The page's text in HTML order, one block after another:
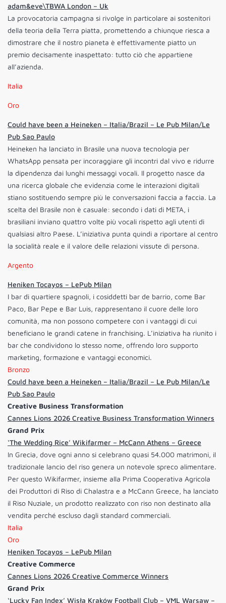
adam&eve\TBWA London – Uk
La provocatoria campagna si rivolge in particolare ai sostenitori
della teoria della Terra piatta, promettendo a chiunque riesca a
dimostrare che il nostro pianeta è effettivamente piatto un
premio decisamente inaspettato: tutto ciò che appartiene
all’azienda.
Italia
Oro
Could have been a Heineken – Italia/Brazil – Le Pub Milan/Le
Pub Sao Paulo
Heineken ha lanciato in Brasile una nuova tecnologia per
WhatsApp pensata per incoraggiare gli incontri dal vivo e ridurre
la dipendenza dai lunghi messaggi vocali. Il progetto nasce da
una ricerca globale che evidenzia come le interazioni digitali
stiano sostituendo sempre più le conversazioni faccia a faccia. La
scelta del Brasile non è casuale: secondo i dati di META, i
brasiliani inviano quattro volte più vocali rispetto agli utenti di
qualsiasi altro Paese. L’iniziativa punta quindi a riportare al centro
la socialità reale e il valore delle relazioni vissute di persona.
Argento
Heniken Tocayos – LePub Milan
I bar di quartiere spagnoli, i cosiddetti bar de barrio, come Bar
Paco, Bar Pepe e Bar Luis, rappresentano il cuore delle loro
comunità, ma non possono competere con i vantaggi di cui
beneficiano le grandi catene in franchising. L’iniziativa ha riunito i
bar che condividono lo stesso nome, offrendo loro supporto
marketing, formazione e vantaggi economici.
Bronzo
Could have been a Heineken – Italia/Brazil – Le Pub Milan/Le
Pub Sao Paulo
Creative Business Transformation
Cannes Lions 2026 Creative Business Transformation Winners
Grand Prix
‘The Wedding Rice’ Wikifarmer – McCann Athens – Greece
In Grecia, dove ogni anno si celebrano quasi 54.000 matrimoni, il
tradizionale lancio del riso genera un notevole spreco alimentare.
Per questo Wikifarmer, insieme alla Prima Cooperativa Agricola
dei Produttori di Riso di Chalastra e a McCann Greece, ha lanciato
il Riso Nuziale, un prodotto realizzato con riso non destinato alla
vendita perché escluso dagli standard commerciali.
Italia
Oro
Heniken Tocayos – LePub Milan
Creative Commerce
Cannes Lions 2026 Creative Commerce Winners
Grand Prix
‘Lucky Fan Index’ Wisła Kraków Football Club – VML Warsaw –